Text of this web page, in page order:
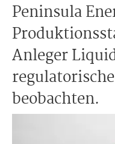
Peninsula
Anleger
beobachten.